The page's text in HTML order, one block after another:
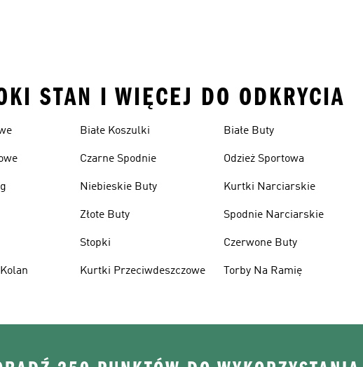
STAN I WIĘCEJ DO ODKRYCIA
Białe Koszulki
Czarne Spodnie
Niebieskie Buty
Złote Buty
Stopki
Kurtki Przeciwdeszczowe
Białe Buty
Odzież Sportowa
Kurtki Narciarskie
Spodnie Narciarskie
Czerwone Buty
Torby Na Ramię